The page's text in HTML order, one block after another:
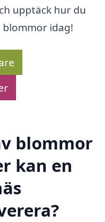
upptäck hur du
blommor idag!
blommor
kan en